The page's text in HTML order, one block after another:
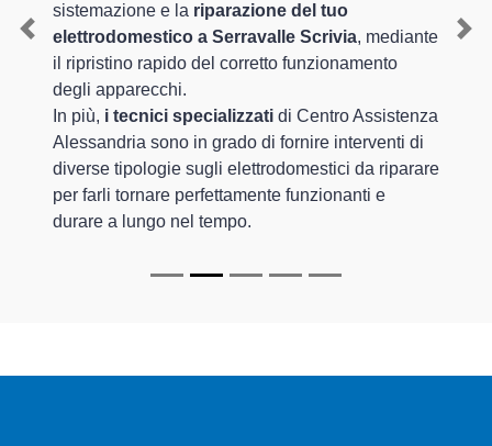
sistemazione e la riparazione del tuo
elettrodomestico a Serravalle Scrivia, mediante
il ripristino rapido del corretto funzionamento
degli apparecchi.
In più, i tecnici specializzati di Centro Assistenza
Alessandria sono in grado di fornire interventi di
diverse tipologie sugli elettrodomestici da riparare
per farli tornare perfettamente funzionanti e
durare a lungo nel tempo.
Previous